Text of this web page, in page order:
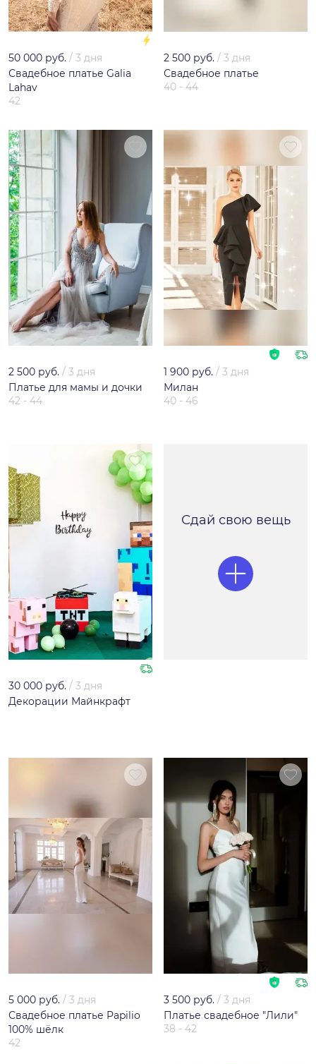
50 000 руб. / 3 дня
Свадебное платье Galia
Lahav
42
2 500 руб. / 3 дня
Свадебное платье
40 - 44
2 500 руб. / 3 дня
Платье для мамы и дочки
42 - 44
1 900 руб. / 3 дня
Милан
40 - 46
30 000 руб. / 3 дня
Декорации Майнкрафт
Сдай свою вещь
5 000 руб. / 3 дня
Свадебное платье Papilio
100% шёлк
42
3 500 руб. / 3 дня
Платье свадебное "Лили"
38 - 42